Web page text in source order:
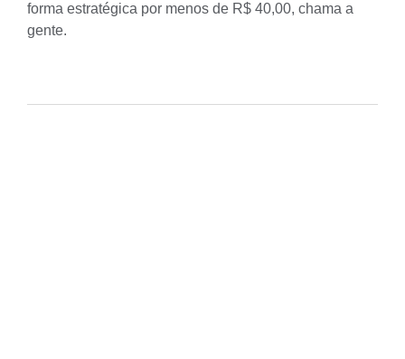
forma estratégica por menos de R$ 40,00, chama a
gente.